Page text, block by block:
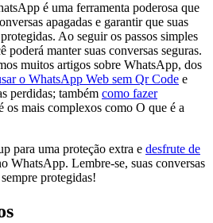
é uma ferramenta poderosa que
apagadas e garantir que suas
Ao seguir os passos simples
poderá manter suas conversas seguras.
muitos artigos sobre WhatsApp, dos
o WhatsApp Web sem Qr Code e
perdidas; também como fazer
os mais complexos como O que é a
para uma proteção extra e desfrute de
WhatsApp. Lembre-se, suas conversas
protegidas!